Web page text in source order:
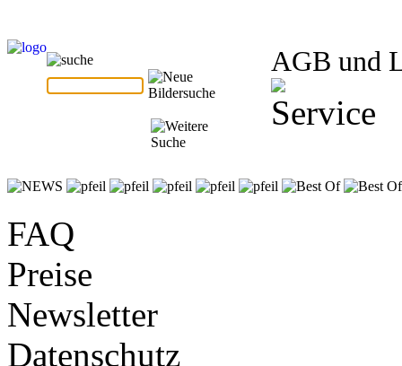
AGB und
FAQ
Preise
Newsletter
Datenschutz